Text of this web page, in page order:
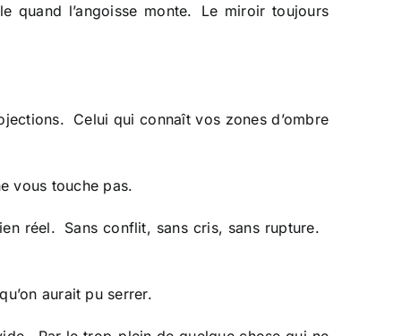
quand l’angoisse monte. Le miroir toujours
Celui qui connaît vos zones d’ombre
vous touche pas.
réel. Sans conflit, sans cris, sans rupture.
aurait pu serrer.